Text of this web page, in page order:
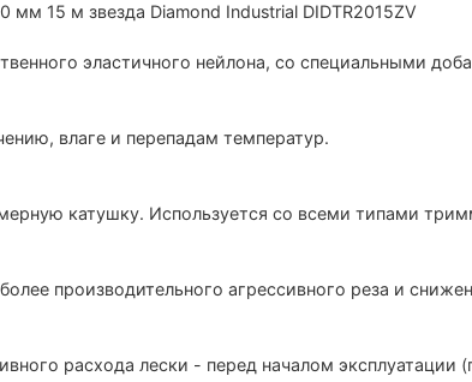
мм 15 м звезда Diamond Industrial DIDTR2015ZV
эластичного нейлона, со специальными
влаге и перепадам температур.
катушку. Используется со всеми типами
производительного агрессивного реза и
расхода лески - перед началом эксплуатации